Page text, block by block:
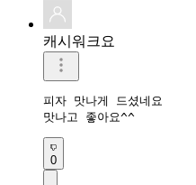
캐시워크요
피자 맛나게 드셨네요
맛나고 좋아요^^
0